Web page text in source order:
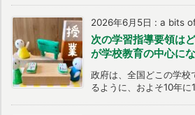
2026年6月5日 : a bits
次の学習指導要領は
が学校教育の中心に
政府は、全国どこの学校
るように、およそ10年に